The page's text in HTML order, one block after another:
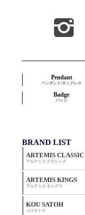
Pendant
ペンダント/ネックレス
Badge
バッジ
BRAND LIST
ARTEMIS CLASSIC
アルテミス クラシック
ARTEMIS KINGS
アルテミス キングス
KOU SATOH
コウサトウ